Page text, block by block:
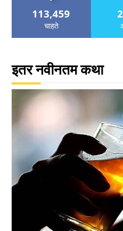
113,459
चाहते
इतर नवीनतम कथा